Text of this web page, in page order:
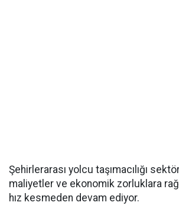
Şehirlerarası yolcu taşımacılığı
maliyetler ve ekonomik zorluklara
hız kesmeden devam ediyor.